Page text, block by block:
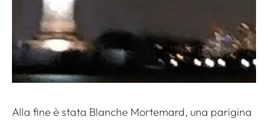
Alla fine è stata Blanche Mortemard, una parigina